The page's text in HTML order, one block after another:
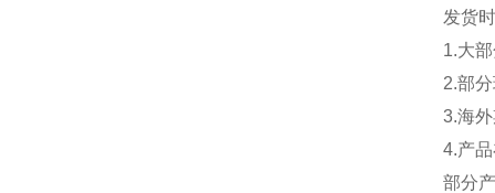
发货
1.大
2.部
3.海
4.产
部分